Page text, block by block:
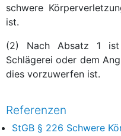
schwere
ist.
(2) Nach Absatz 1
Schlägerei oder dem
dies vorzuwerfen ist.
Referenzen
StGB § 226 Schwere